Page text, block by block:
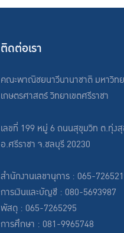
ติดต่อเรา
คณะพาณิชยนาวีนานาชาติ มหาวิท
เกษตรศาสตร์ วิทยาเขตศรีราชา
เลขที่ 199 หมู่ 6 ถนนสุขุมวิท ต.ทุ่ง
อ.ศรีราชา จ.ชลบุรี 20230
สำนักงานเลขานุการ : 065-
การเงินและบัญชี : 080-5693987
พัสดุ : 065-7265295
การศึกษา : 081-9965748